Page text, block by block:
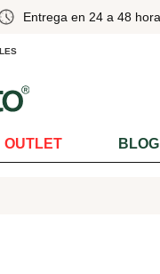
Entrega en 24 a 48
OUTLET BLOG